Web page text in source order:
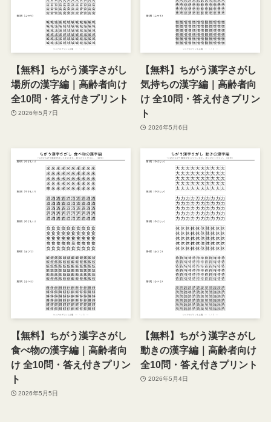
【無料】ちがう漢字さがし
場所の漢字編｜高齢者向け
全10問・答え付きプリント
2026年5月7日
【無料】ちがう漢字さがし
気持ちの漢字編｜高齢者向
け 全10問・答え付きプリン
ト
2026年5月6日
【無料】ちがう漢字さがし
食べ物の漢字編｜高齢者向
け 全10問・答え付きプリン
ト
2026年5月5日
【無料】ちがう漢字さがし
動きの漢字編｜高齢者向け
全10問・答え付きプリント
2026年5月4日